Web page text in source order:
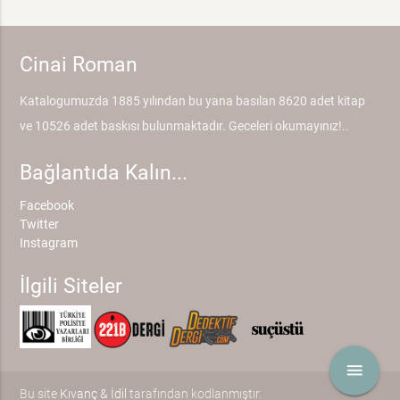
menu
Cinai Roman
Katalogumuzda 1885 yılından bu yana basılan 8620 adet kitap
ve 10526 adet baskısı bulunmaktadır. Geceleri okumayınız!..
Bağlantıda Kalın...
Facebook
Twitter
Instagram
İlgili Siteler
Bu site Kıvanç & İdil tarafından kodlanmıştır.